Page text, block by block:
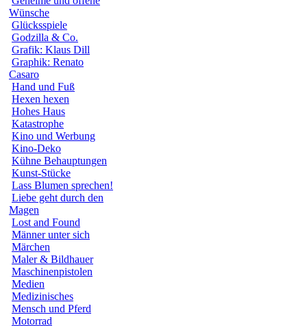
Wünsche
Glücksspiele
Godzilla & Co.
Grafik: Klaus Dill
Graphik: Renato
Casaro
Hand und Fuß
Hexen hexen
Hohes Haus
Katastrophe
Kino und Werbung
Kino-Deko
Kühne Behauptungen
Kunst-Stücke
Lass Blumen sprechen!
Liebe geht durch den
Magen
Lost and Found
Männer unter sich
Märchen
Maler & Bildhauer
Maschinenpistolen
Medien
Medizinisches
Mensch und Pferd
Motorrad